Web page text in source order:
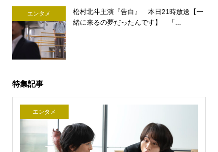
エンタメ
松村北斗主演『告白』 本日21時放送【一
緒に来るの夢だったんです】 「...
特集記事
エンタメ